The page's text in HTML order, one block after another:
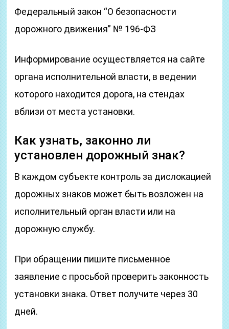
Федеральный закон “О безопасности
дорожного движения” № 196-ФЗ
Информирование осуществляется на сайте
органа исполнительной власти, в ведении
которого находится дорога, на стендах
вблизи от места установки.
Как узнать, законно ли
установлен дорожный знак?
В каждом субъекте контроль за дислокацией
дорожных знаков может быть возложен на
исполнительный орган власти или на
дорожную службу.
При обращении пишите письменное
заявление с просьбой проверить законность
установки знака. Ответ получите через 30
дней.